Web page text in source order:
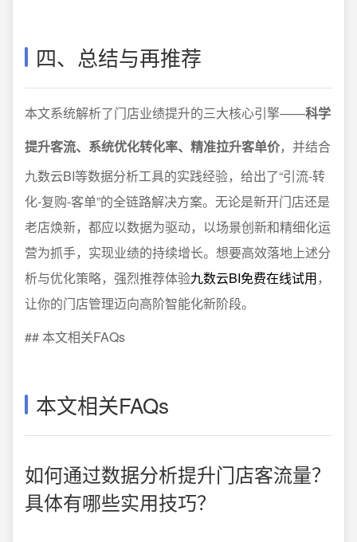
四、总结与再推荐
本文系统解析了门店业绩提升的三大核心引擎——科学
提升客流、系统优化转化率、精准拉升客单价，并结合
九数云BI等数据分析工具的实践经验，给出了“引流-转
化-复购-客单”的全链路解决方案。无论是新开门店还是
老店焕新，都应以数据为驱动，以场景创新和精细化运
营为抓手，实现业绩的持续增长。想要高效落地上述分
析与优化策略，强烈推荐体验九数云BI免费在线试用，
让你的门店管理迈向高阶智能化新阶段。
## 本文相关FAQs
本文相关FAQs
如何通过数据分析提升门店客流量？
具体有哪些实用技巧？